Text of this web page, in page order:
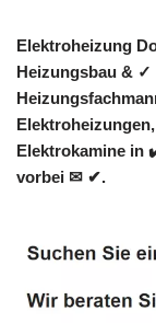
Elektroheizung
Heizungsbau &
Elektrokamine in
vorbei ✉ ✔.